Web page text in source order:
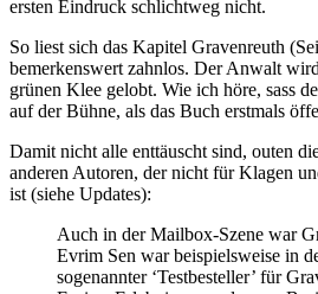
ersten Eindruck schlichtweg nicht.
So liest sich das Kapitel Gravenreuth
bemerkenswert zahnlos. Der Anwalt
grünen Klee gelobt. Wie ich höre, sass
auf der Bühne, als das Buch erstmals
Damit nicht alle enttäuscht sind, outen
anderen Autoren, der nicht für Klagen
ist (siehe Updates):
Auch in der Mailbox-Szene war
Evrim Sen war beispielsweise in
sogenannter ‘Testbesteller’ für